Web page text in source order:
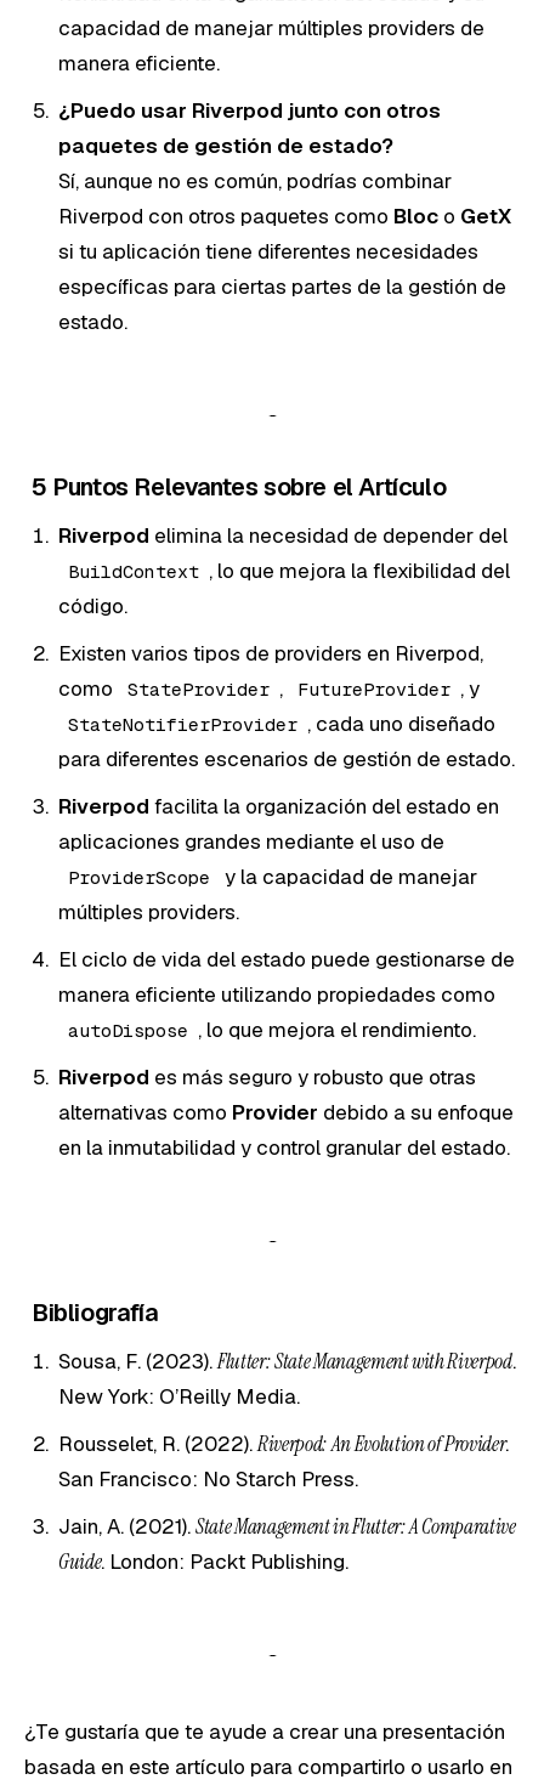
capacidad de manejar múltiples providers de
manera eficiente.
¿Puedo usar Riverpod junto con otros
paquetes de gestión de estado?
Sí, aunque no es común, podrías combinar
Riverpod con otros paquetes como Bloc o GetX
si tu aplicación tiene diferentes necesidades
específicas para ciertas partes de la gestión de
estado.
5 Puntos Relevantes sobre el Artículo
Riverpod elimina la necesidad de depender del
BuildContext , lo que mejora la flexibilidad del
código.
Existen varios tipos de providers en Riverpod,
como
StateProvider , FutureProvider , y
StateNotifierProvider , cada uno diseñado
para diferentes escenarios de gestión de estado.
Riverpod facilita la organización del estado en
aplicaciones grandes mediante el uso de
ProviderScope
y la capacidad de manejar
múltiples providers.
El ciclo de vida del estado puede gestionarse de
manera eficiente utilizando propiedades como
autoDispose , lo que mejora el rendimiento.
Riverpod es más seguro y robusto que otras
alternativas como Provider debido a su enfoque
en la inmutabilidad y control granular del estado.
Bibliografía
Sousa, F. (2023).Flutter: State Management with Riverpod.
New York: O’Reilly Media.
Rousselet, R. (2022).Riverpod: An Evolution of Provider.
San Francisco: No Starch Press.
Jain, A. (2021).State Management in Flutter: A Comparative
Guide. London: Packt Publishing.
¿Te gustaría que te ayude a crear una presentación
basada en este artículo para compartirlo o usarlo en